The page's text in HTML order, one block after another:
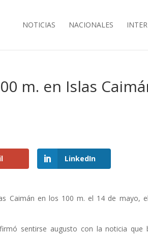
NOTICIAS NACIONALES
m. en Islas
LinkedIn
Caimán en los 100 m. el 14 de mayo,
sentirse augusto con la noticia que